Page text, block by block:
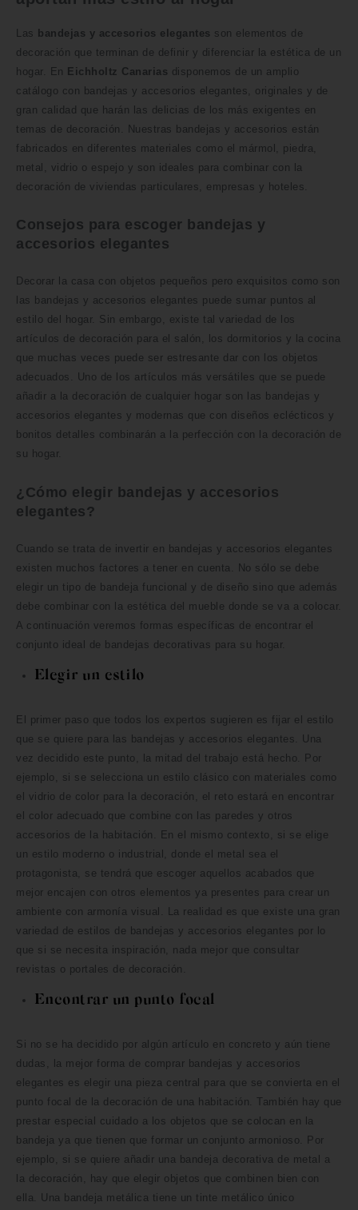
Las bandejas y accesorios elegantes son elementos de
decoración que terminan de definir y diferenciar la estética de un
hogar. En Eichholtz Canarias disponemos de un amplio
catálogo con bandejas y accesorios elegantes, originales y de
gran calidad que harán las delicias de los más exigentes en
temas de decoración. Nuestras bandejas y accesorios están
fabricados en diferentes materiales como el mármol, piedra,
metal, vidrio o espejo y son ideales para combinar con la
decoración de viviendas particulares, empresas y hoteles.
Consejos para escoger bandejas y
accesorios elegantes
Decorar la casa con objetos pequeños pero exquisitos como son
las bandejas y accesorios elegantes puede sumar puntos al
estilo del hogar. Sin embargo, existe tal variedad de los
artículos de decoración para el salón, los dormitorios y la cocina
que muchas veces puede ser estresante dar con los objetos
adecuados. Uno de los artículos más versátiles que se puede
añadir a la decoración de cualquier hogar son las bandejas y
accesorios elegantes y modernas que con diseños eclécticos y
bonitos detalles combinarán a la perfección con la decoración de
su hogar.
¿Cómo elegir bandejas y accesorios
elegantes?
Cuando se trata de invertir en bandejas y accesorios elegantes
existen muchos factores a tener en cuenta. No sólo se debe
elegir un tipo de bandeja funcional y de diseño sino que además
debe combinar con la estética del mueble donde se va a colocar.
A continuación veremos formas específicas de encontrar el
conjunto ideal de bandejas decorativas para su hogar.
Elegir un estilo
El primer paso que todos los expertos sugieren es fijar el estilo
que se quiere para las bandejas y accesorios elegantes. Una
vez decidido este punto, la mitad del trabajo está hecho. Por
ejemplo, si se selecciona un estilo clásico con materiales como
el vidrio de color para la decoración, el reto estará en encontrar
el color adecuado que combine con las paredes y otros
accesorios de la habitación. En el mismo contexto, si se elige
un estilo moderno o industrial, donde el metal sea el
protagonista, se tendrá que escoger aquellos acabados que
mejor encajen con otros elementos ya presentes para crear un
ambiente con armonía visual. La realidad es que existe una gran
variedad de estilos de bandejas y accesorios elegantes por lo
que si se necesita inspiración, nada mejor que consultar
revistas o portales de decoración.
Encontrar un punto focal
Si no se ha decidido por algún artículo en concreto y aún tiene
dudas, la mejor forma de comprar bandejas y accesorios
elegantes es elegir una pieza central para que se convierta en el
punto focal de la decoración de una habitación. También hay que
prestar especial cuidado a los objetos que se colocan en la
bandeja ya que tienen que formar un conjunto armonioso. Por
ejemplo, si se quiere añadir una bandeja decorativa de metal a
la decoración, hay que elegir objetos que combinen bien con
ella. Una bandeja metálica tiene un tinte metálico único